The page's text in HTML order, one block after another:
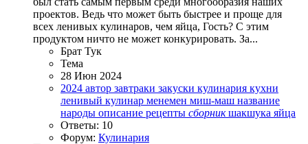
проектов. Ведь что может быть быстрее и проще для
всех ленивых кулинаров, чем яйца, Гость? С этим
продуктом ничто не может конкурировать. За...
Брат Тук
Тема
28 Июн 2024
2024 автор завтраки закуски кулинария кухни
ленивый кулинар менемен миш-маш название
народы описание рецепты сборник шакшука яйца
Ответы: 10
Форум: Кулинария